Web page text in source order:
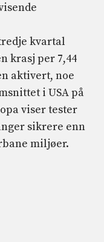
kvartal
krasj per 7,44
aktivert, noe
i USA på
viser tester
sikrere enn
miljøer.